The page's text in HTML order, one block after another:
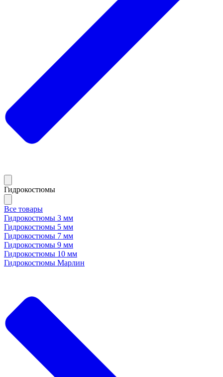
Гидрокостюмы
Все товары
Гидрокостюмы 3 мм
Гидрокостюмы 5 мм
Гидрокостюмы 7 мм
Гидрокостюмы 9 мм
Гидрокостюмы 10 мм
Гидрокостюмы Марлин